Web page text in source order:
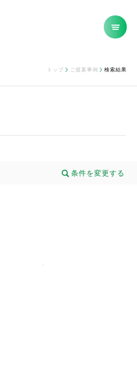
トップ ご提案事例 検索結果
条件を変更する